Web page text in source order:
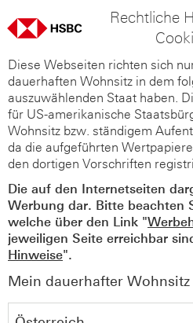
Rechtliche
Diese Webseiten richten sich
dauerhaften Wohnsitz in dem
auszuwählenden Staat haben.
für US-amerikanische
Wohnsitz bzw. ständigem
da die aufgeführten
den dortigen Vorschriften
Die auf den Internetseiten
Werbung dar. Bitte beachten
welche über den Link "
jeweiligen Seite erreichbar
Hinweise".
Mein dauerhafter